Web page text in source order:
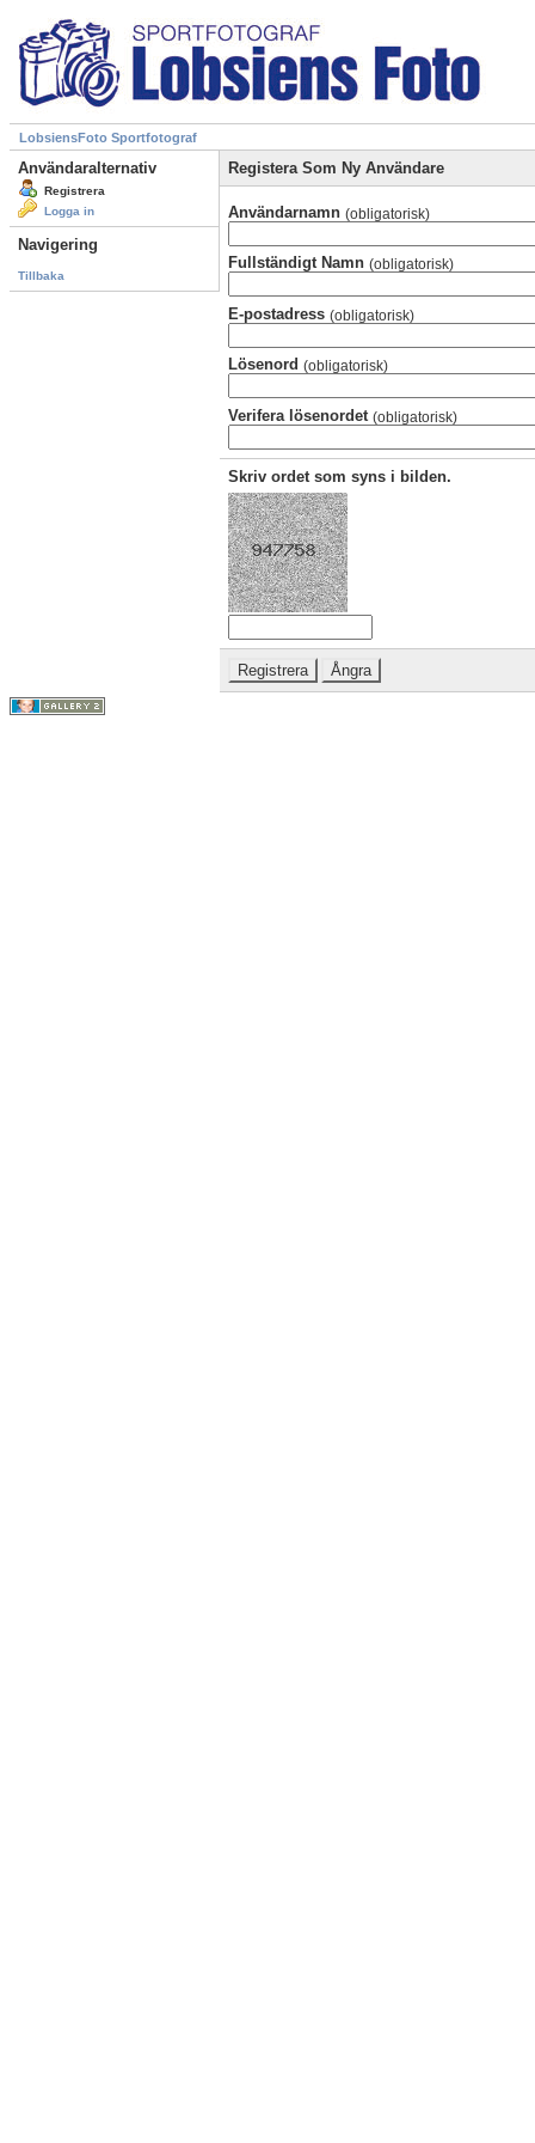
LobsiensFoto Sportfotograf
Användaralternativ
Registrera
Logga in
Navigering
Tillbaka
Registera Som Ny Användare
Användarnamn (obligatorisk)
Fullständigt Namn (obligatorisk)
E-postadress (obligatorisk)
Lösenord (obligatorisk)
Verifera lösenordet (obligatorisk)
Skriv ordet som syns i bilden.